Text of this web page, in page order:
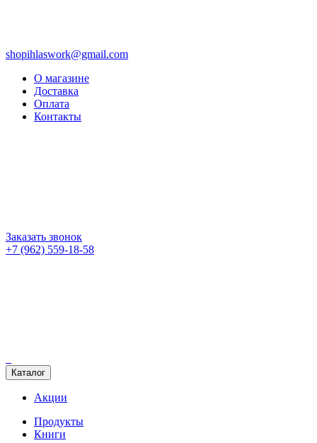
shopihlaswork@gmail.com
О магазине
Доставка
Оплата
Контакты
Заказать звонок
+7 (962) 559-18-58
Каталог
Акции
Продукты
Книги